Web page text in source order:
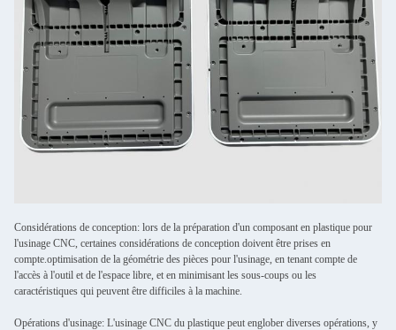
Considérations de conception: lors de la préparation d'un composant en plastique pour
l'usinage CNC, certaines considérations de conception doivent être prises en
compte.optimisation de la géométrie des pièces pour l'usinage, en tenant compte de
l'accès à l'outil et de l'espace libre, et en minimisant les sous-coups ou les
caractéristiques qui peuvent être difficiles à la machine.
Opérations d'usinage: L'usinage CNC du plastique peut englober diverses opérations, y